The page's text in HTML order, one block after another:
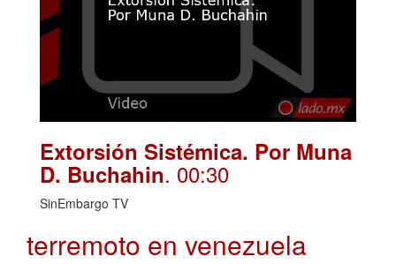
Extorsión Sistémica. Por Muna
D. Buchahin. 00:30
SinEmbargo TV
terremoto en venezuela